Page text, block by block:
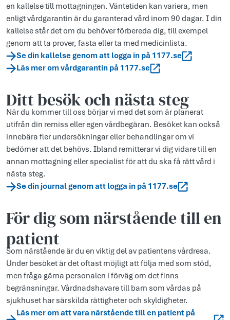
en kallelse till mottagningen. Väntetiden kan variera, men
enligt vårdgarantin är du garanterad vård inom 90 dagar. I din
kallelse står det om du behöver förbereda dig, till exempel
genom att ta prover, fasta eller ta med medicinlista.
Se din kallelse genom att logga in på 1177.se
Läs mer om vårdgarantin på 1177.se
Ditt besök och nästa steg
När du kommer till oss börjar vi med det som är planerat
utifrån din remiss eller egen vårdbegäran. Besöket kan också
innebära fler undersökningar eller behandlingar om vi
bedömer att det behövs. Ibland remitterar vi dig vidare till en
annan mottagning eller specialist för att du ska få rätt vård i
nästa steg.
Se din journal genom att logga in på 1177.se
För dig som närstående till en
patient
Som närstående är du en viktig del av patientens vårdresa.
Under besöket är det oftast möjligt att följa med som stöd,
men fråga gärna personalen i förväg om det finns
begränsningar. Vårdnadshavare till barn som vårdas på
sjukhuset har särskilda rättigheter och skyldigheter.
Läs mer om att vara närstående till en patient på